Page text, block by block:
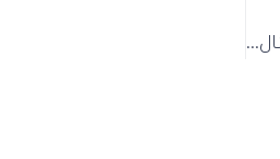
راه‌اندازی مولد سیگنال موج مربعی SI5351 با آردوینو